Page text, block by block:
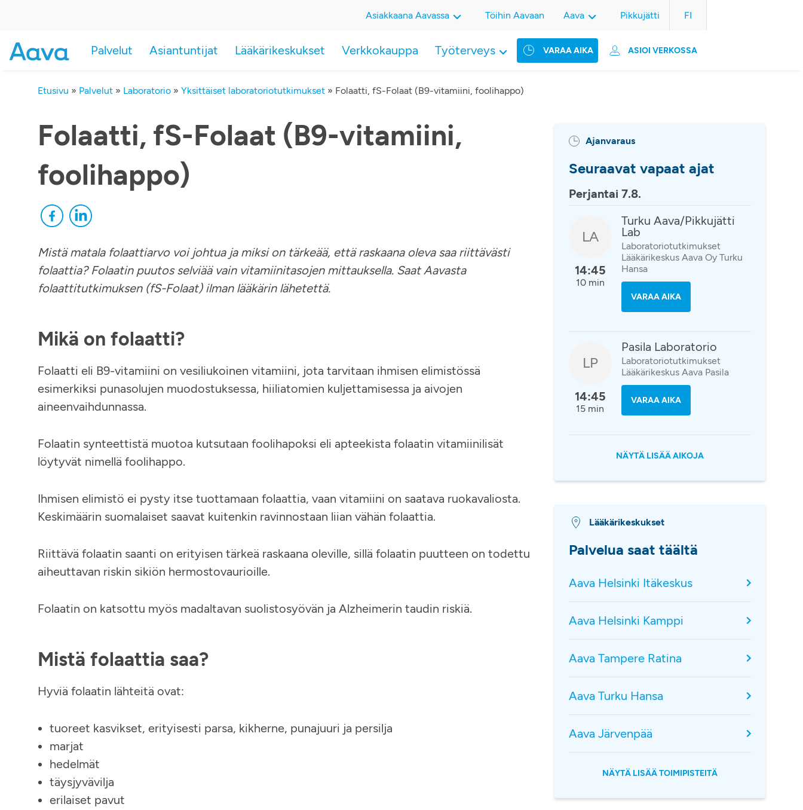
VARAA AIKA ASIOI VERKOSSA
Palvelut Asiantuntijat Lääkärikeskukset Verkkokauppa Työterveys
Asiakkaana Aavassa Töihin Aavaan Aava Pikkujätti FI
Etusivu » Palvelut » Laboratorio » Yksittäiset laboratoriotutkimukset » Folaatti, fS-Folaat (B9-vitamiini, foolihappo)
Folaatti, fS-Folaat (B9-vitamiini,
foolihappo)
Mistä matala folaattiarvo voi johtua ja miksi on tärkeää, että raskaana oleva saa riittävästi
folaattia? Folaatin puutos selviää vain vitamiinitasojen mittauksella. Saat Aavasta
folaattitutkimuksen (fS-Folaat) ilman lääkärin lähetettä.
Mikä on folaatti?
Folaatti eli B9-vitamiini on vesiliukoinen vitamiini, jota tarvitaan ihmisen elimistössä
esimerkiksi punasolujen muodostuksessa, hiiliatomien kuljettamisessa ja aivojen
aineenvaihdunnassa.
Folaatin synteettistä muotoa kutsutaan foolihapoksi eli apteekista folaatin vitamiinilisät
löytyvät nimellä foolihappo.
Ihmisen elimistö ei pysty itse tuottamaan folaattia, vaan vitamiini on saatava ruokavaliosta.
Keskimäärin suomalaiset saavat kuitenkin ravinnostaan liian vähän folaattia.
Riittävä folaatin saanti on erityisen tärkeä raskaana oleville, sillä folaatin puutteen on todettu
aiheuttavan riskin sikiön hermostovaurioille.
Folaatin on katsottu myös madaltavan suolistosyövän ja Alzheimerin taudin riskiä.
Mistä folaattia saa?
Hyviä folaatin lähteitä ovat:
tuoreet kasvikset, erityisesti parsa, kikherne, punajuuri ja persilja
marjat
hedelmät
täysjyvävilja
erilaiset pavut
Ajanvaraus
Seuraavat vapaat ajat
Perjantai 7.8.
LA
14:45
10 min
Turku Aava/Pikkujätti
Lab
Laboratoriotutkimukset
Lääkärikeskus Aava Oy Turku
Hansa
VARAA AIKA
LP
14:45
15 min
Pasila Laboratorio
Laboratoriotutkimukset
Lääkärikeskus Aava Pasila
VARAA AIKA
NÄYTÄ LISÄÄ AIKOJA
Lääkärikeskukset
Palvelua saat täältä
Aava Helsinki Itäkeskus
Aava Helsinki Kamppi
Aava Tampere Ratina
Aava Turku Hansa
Aava Järvenpää
NÄYTÄ LISÄÄ TOIMIPISTEITÄ